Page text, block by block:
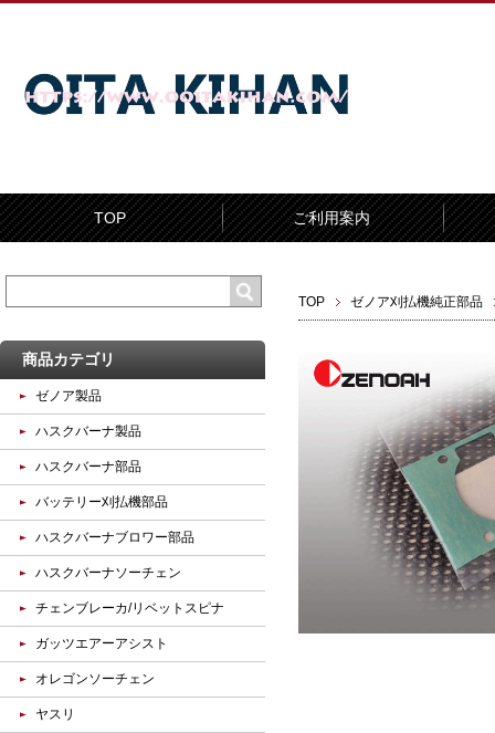
TOP ご利用案内
TOP ゼノア刈払機純正部品
商品カテゴリ
ゼノア製品
ハスクバーナ製品
ハスクバーナ部品
バッテリー刈払機部品
ハスクバーナブロワー部品
ハスクバーナソーチェン
チェンブレーカ/リベットスピナ
ガッツエアーアシスト
オレゴンソーチェン
ヤスリ